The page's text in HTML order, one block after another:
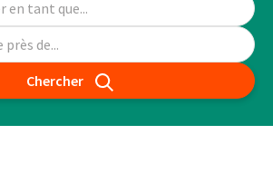
Chercher